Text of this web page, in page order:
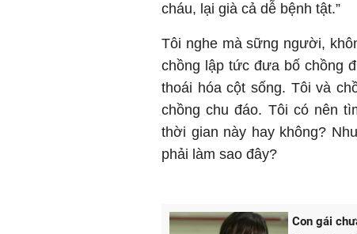
cháu, lại già cả dễ bệnh tật.”
Tôi nghe mà sững người,
chồng lập tức đưa bố chồng
thoái hóa cột sống. Tôi và
chồng chu đáo. Tôi có nên
thời gian này hay không?
phải làm sao đây?
Con gái